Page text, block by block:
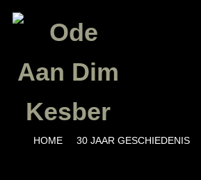
Menu
SKIP TO CONTENT
HOME 30 JAAR GESCHIEDENIS